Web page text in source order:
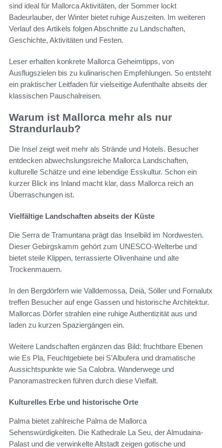
sind ideal für Mallorca Aktivitäten, der Sommer lockt
Badeurlauber, der Winter bietet ruhige Auszeiten. Im weiteren
Verlauf des Artikels folgen Abschnitte zu Landschaften,
Geschichte, Aktivitäten und Festen.
Leser erhalten konkrete Mallorca Geheimtipps, von
Ausflugszielen bis zu kulinarischen Empfehlungen. So entsteht
ein praktischer Leitfaden für vielseitige Aufenthalte abseits der
klassischen Pauschalreisen.
Warum ist Mallorca mehr als nur
Strandurlaub?
Die Insel zeigt weit mehr als Strände und Hotels. Besucher
entdecken abwechslungsreiche Mallorca Landschaften,
kulturelle Schätze und eine lebendige Esskultur. Schon ein
kurzer Blick ins Inland macht klar, dass Mallorca reich an
Überraschungen ist.
Vielfältige Landschaften abseits der Küste
Die Serra de Tramuntana prägt das Inselbild im Nordwesten.
Dieser Gebirgskamm gehört zum UNESCO-Welterbe und
bietet steile Klippen, terrassierte Olivenhaine und alte
Trockenmauern.
In den Bergdörfern wie Valldemossa, Deià, Sóller und Fornalutx
treffen Besucher auf enge Gassen und historische Architektur.
Mallorcas Dörfer strahlen eine ruhige Authentizität aus und
laden zu kurzen Spaziergängen ein.
Weitere Landschaften ergänzen das Bild: fruchtbare Ebenen
wie Es Pla, Feuchtgebiete bei S’Albufera und dramatische
Aussichtspunkte wie Sa Calobra. Wanderwege und
Panoramastrecken führen durch diese Vielfalt.
Kulturelles Erbe und historische Orte
Palma bietet zahlreiche Palma de Mallorca
Sehenswürdigkeiten. Die Kathedrale La Seu, der Almudaina-
Palast und die verwinkelte Altstadt zeigen gotische und